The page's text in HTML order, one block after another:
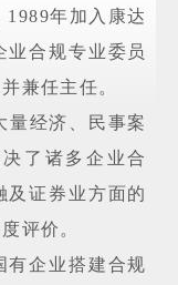
年加入康达
业合规专业委员
兼任主任。
量经济、民事案
了诸多企业合
及证券业方面的
评价。
有企业搭建合规